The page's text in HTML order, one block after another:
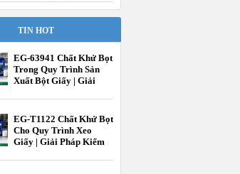
TIN HOT
EG-63941 Chất Khử Bọt
Trong Quy Trình Sản
Xuất Bột Giấy | Giải
EG-T1122 Chất Khử Bọt
Cho Quy Trình Xeo
Giấy | Giải Pháp Kiểm